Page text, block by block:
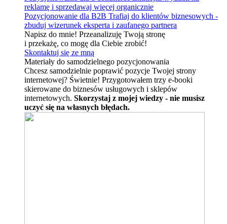
reklamę i sprzedawaj więcej organicznie
Pozycjonowanie dla B2B Trafiaj do klientów biznesowych -
zbuduj wizerunek eksperta i zaufanego partnera
Napisz do mnie! Przeanalizuję Twoją stronę
i przekażę, co mogę dla Ciebie zrobić!
Skontaktuj się ze mną
Materiały do samodzielnego pozycjonowania
Chcesz samodzielnie poprawić pozycje Twojej strony
internetowej? Świetnie! Przygotowałem trzy e-booki
skierowane do biznesów usługowych i sklepów
internetowych. Skorzystaj z mojej wiedzy - nie musisz
uczyć się na własnych błędach.